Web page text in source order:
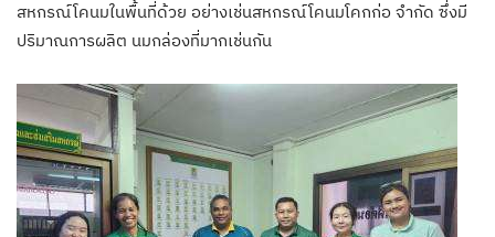
สหกรณ์โคนมในพื้นที่ด้วย อย่างเช่นสหกรณ์โคนมโคกก่อ จำกัด ซึ่งมี
ปริมาณการผลิต นมกล่องที่มากเช่นกัน